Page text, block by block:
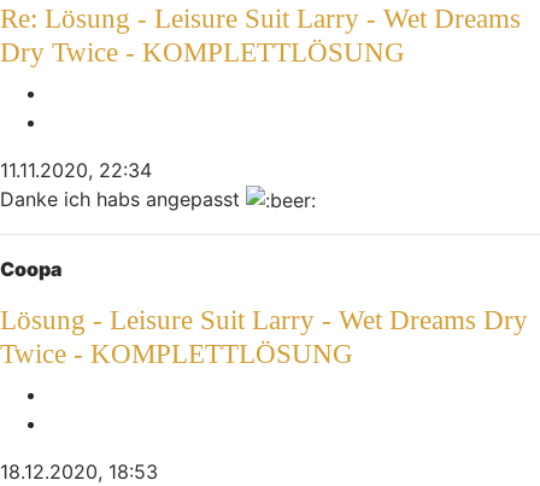
Re: Lösung - Leisure Suit Larry - Wet Dreams
Dry Twice - KOMPLETTLÖSUNG
11.11.2020, 22:34
Danke ich habs angepasst
Nach oben
Coopa
Lösung - Leisure Suit Larry - Wet Dreams Dry
Twice - KOMPLETTLÖSUNG
18.12.2020, 18:53